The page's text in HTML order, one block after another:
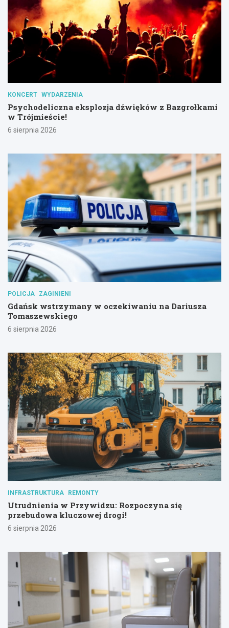
KONCERT WYDARZENIA
Psychodeliczna eksplozja dźwięków z Bazgrołkami
w Trójmieście!
6 sierpnia 2026
POLICJA ZAGINIENI
Gdańsk wstrzymany w oczekiwaniu na Dariusza
Tomaszewskiego
6 sierpnia 2026
INFRASTRUKTURA REMONTY
Utrudnienia w Przywidzu: Rozpoczyna się
przebudowa kluczowej drogi!
6 sierpnia 2026